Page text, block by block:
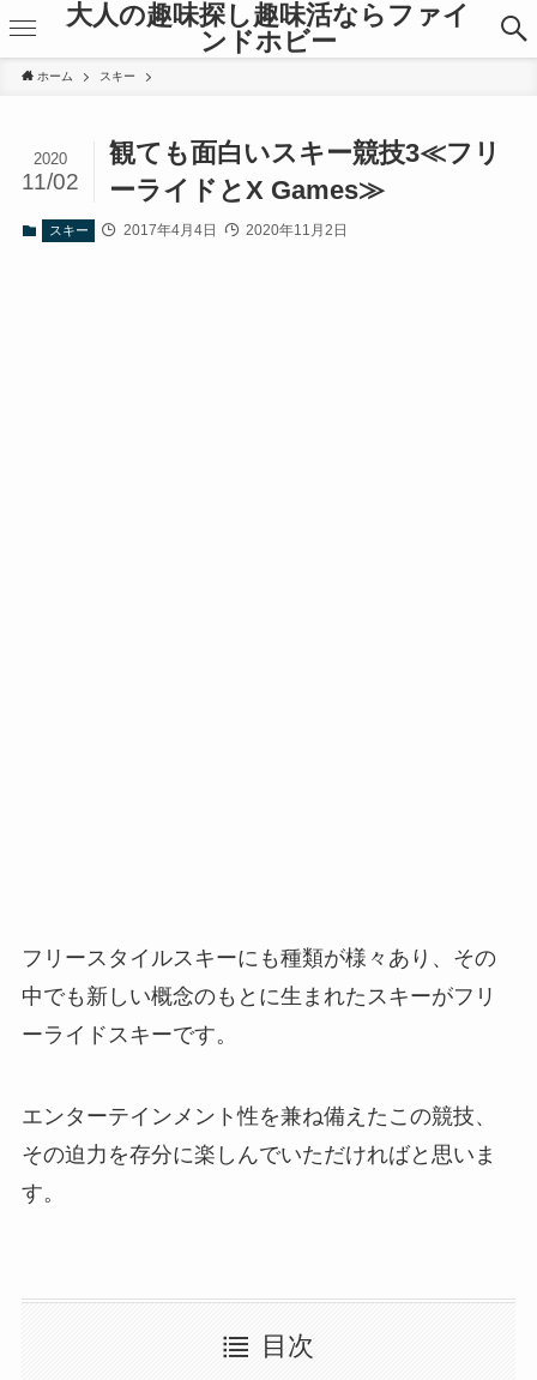
大人の趣味探し趣味活ならファイ
ンドホビー
ホーム スキー
観ても面白いスキー競技3≪フリ
ーライドとX Games≫
2020
11/02
スキー 2017年4月4日 2020年11月2日
フリースタイルスキーにも種類が様々あり、その
中でも新しい概念のもとに生まれたスキーがフリ
ーライドスキーです。
エンターテインメント性を兼ね備えたこの競技、
その迫力を存分に楽しんでいただければと思いま
す。
目次